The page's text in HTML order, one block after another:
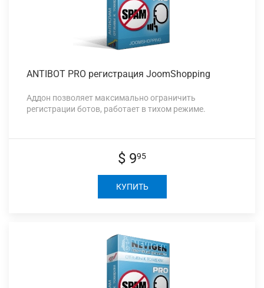
ANTIBOT PRO регистрация JoomShopping
Аддон позволяет максимально ограничить
регистрации ботов, работает в тихом режиме.
$ 995
КУПИТЬ